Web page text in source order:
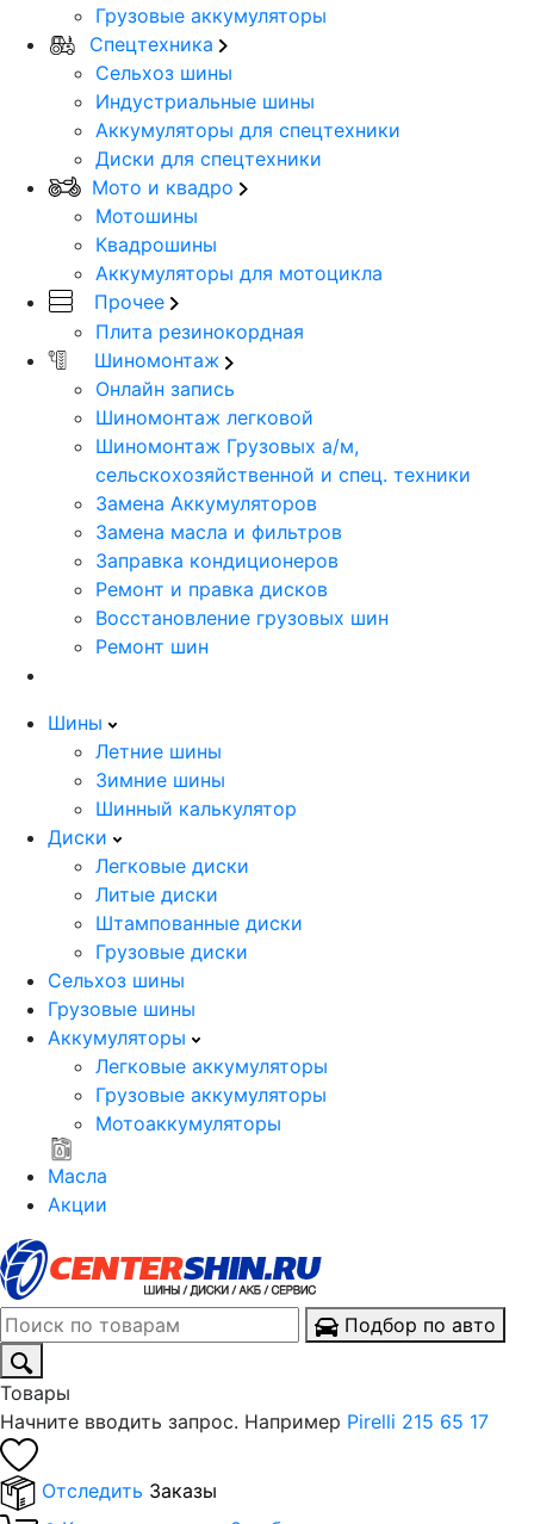
Грузовые аккумуляторы
Спецтехника
Сельхоз шины
Индустриальные шины
Аккумуляторы для спецтехники
Диски для спецтехники
Мото и квадро
Мотошины
Квадрошины
Аккумуляторы для мотоцикла
Прочее
Плита резинокордная
Шиномонтаж
Онлайн запись
Шиномонтаж легковой
Шиномонтаж Грузовых а/м,
сельскохозяйственной и спец. техники
Замена Аккумуляторов
Замена масла и фильтров
Заправка кондиционеров
Ремонт и правка дисков
Восстановление грузовых шин
Ремонт шин
Шины
Летние шины
Зимние шины
Шинный калькулятор
Диски
Легковые диски
Литые диски
Штампованные диски
Грузовые диски
Сельхоз шины
Грузовые шины
Аккумуляторы
Легковые аккумуляторы
Грузовые аккумуляторы
Мотоаккумуляторы
Масла
Акции
Подбор по авто
Товары
Начните вводить запрос. Например Pirelli 215 65 17
Отследить Заказы